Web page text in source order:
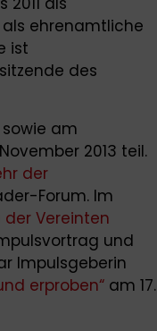
als ehrenamtliche
ist
des
am
2013 teil.
der
Forum. Im
Vereinten
und
Impulsgeberin
erproben“ am 17.